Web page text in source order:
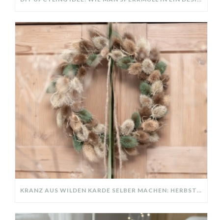
KRANZ AUS WILDEN KARDE SELBER MACHEN: HERBSTDEKO GANZ EINFACH